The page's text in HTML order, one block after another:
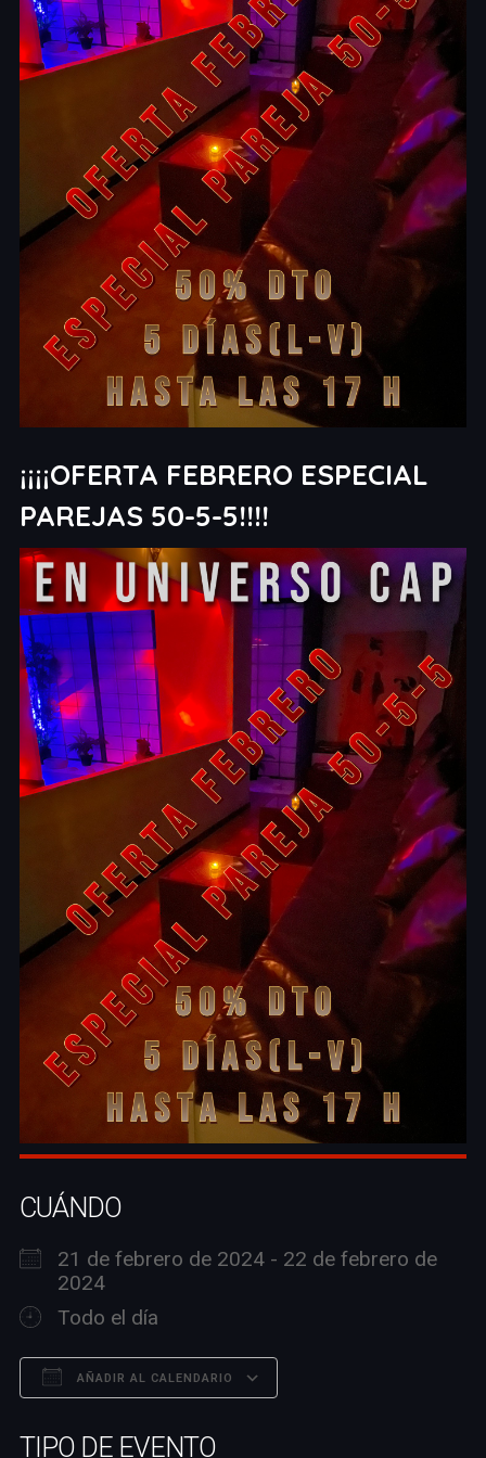
¡¡¡¡OFERTA FEBRERO ESPECIAL
PAREJAS 50-5-5!!!!
CUÁNDO
21 de febrero de 2024 - 22 de febrero de
2024
Todo el día
AÑADIR AL CALENDARIO
TIPO DE EVENTO